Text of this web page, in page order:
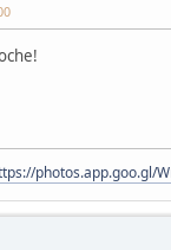
photos.app.goo.gl/